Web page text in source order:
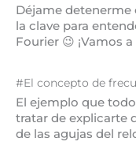
Déjame detenerme
la clave para
Fourier 😉 ¡Vamos a
#El concepto de
El ejemplo que
tratar de explicarte
de las agujas del